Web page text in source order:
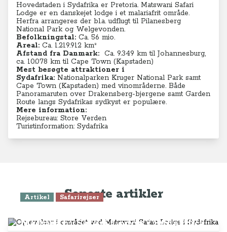
Hovedstaden i Sydafrika er Pretoria. Matswani Safari
Lodge er en danskejet lodge i et malariafrit område.
Herfra arrangeres der bl.a. udflugt til Pilanesberg
National Park og Welgevonden.
Befolkningstal: Ca. 56 mio.
Areal: Ca. 1.219.912 km²
Afstand fra Danmark: Ca. 9.349 km til Johannesburg,
ca. 10.078 km til Cape Town (Kapstaden)
Mest besøgte attraktioner i
Sydafrika: Nationalparken Kruger National Park samt
Cape Town (Kapstaden) med vinområderne. Både
Panoramaruten over Drakensberg-bjergene samt Garden
Route langs Sydafrikas sydkyst er populære.
Mere information:
Rejsebureau: Store Verden
Turistinformation: Sydafrika
Seneste artikler
Artikel Safarirejser
Matswani Safari Lodge i Sydafrika